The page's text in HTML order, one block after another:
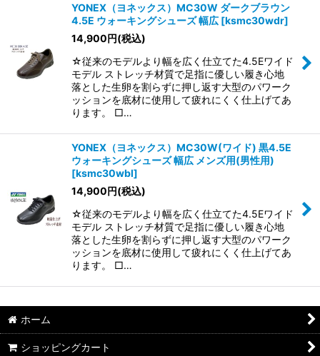
YONEX（ヨネックス）MC30W ダークブラウン
4.5E ウォーキングシューズ 幅広 [ksmc30wdr]
14,900円(税込)
☆従来のモデルより幅を広く仕立てた4.5Eワイド
モデル ストレッチ材質で足指に優しい履き心地
落とした生卵を割らずに押し返す大型のパワーク
ッションを底材に使用して疲れにくく仕上げてあ
ります。 □…
YONEX（ヨネックス）MC30W(ワイド) 黒4.5E
ウォーキングシューズ 幅広 メンズ用(男性用)
[ksmc30wbl]
14,900円(税込)
☆従来のモデルより幅を広く仕立てた4.5Eワイド
モデル ストレッチ材質で足指に優しい履き心地
落とした生卵を割らずに押し返す大型のパワーク
ッションを底材に使用して疲れにくく仕上げてあ
ります。 □…
ホーム
ショッピングカート